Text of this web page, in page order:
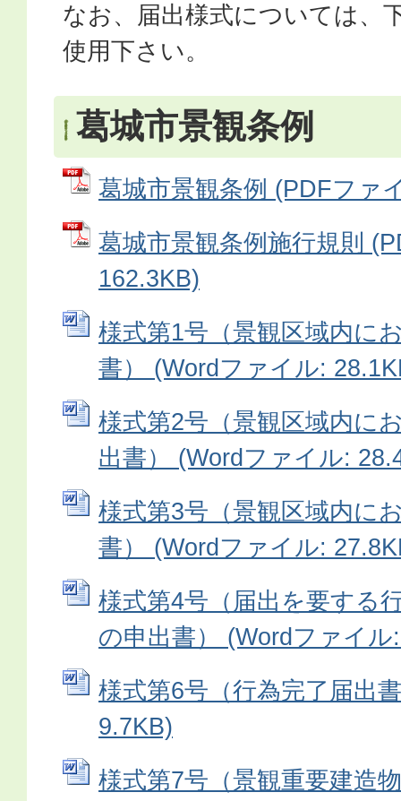
なお、届出様式については、
使用下さい。
葛城市景観条例
葛城市景観条例 (PDFファ
葛城市景観条例施行規則
162.3KB)
様式第1号（景観区域内に
書） (Wordファイル:
様式第2号（景観区域内に
出書） (Wordファイル:
様式第3号（景観区域内に
書） (Wordファイル:
様式第4号（届出を要する
の申出書） (Wordファイル
様式第6号（行為完了届出
9.7KB)
様式第7号（景観重要建造